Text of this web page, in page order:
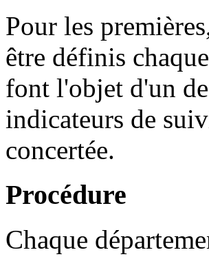
Pour les
être définis
font l'objet d'un
indicateurs de
concertée.
Procédure
Chaque